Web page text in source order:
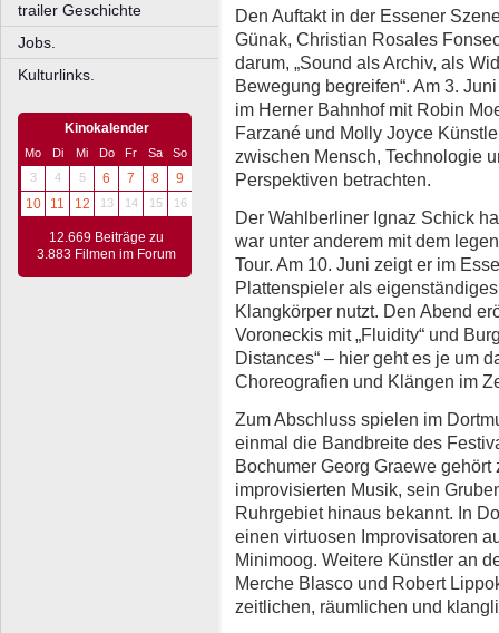
trailer Geschichte
Jobs.
Kulturlinks.
Kinokalender
Mo Di Mi Do Fr Sa
So
3
4 5 6 7 8
9
10
11 12 13 14 15 16
12.669 Beiträge zu
3.883 Filmen im Forum
Den Auftakt in der Essener
Günak, Christian Rosales
darum, „Sound als Archiv, als
Bewegung begreifen“. Am 3.
im Herner Bahnhof mit Robin
Farzané und Molly Joyce
zwischen Mensch, Technologie
Perspektiven betrachten.
Der Wahlberliner Ignaz Schick
war unter anderem mit dem
Tour. Am 10. Juni zeigt er im
Plattenspieler als
Klangkörper nutzt. Den Abend
Voroneckis mit „Fluidity“ und
Distances“ – hier geht es je um
Choreografien und Klängen im
Zum Abschluss spielen im
einmal die Bandbreite des
Bochumer Georg Graewe
improvisierten Musik, sein
Ruhrgebiet hinaus bekannt. In
einen virtuosen Improvisatoren
Minimoog. Weitere Künstler an
Merche Blasco und Robert
zeitlichen, räumlichen und